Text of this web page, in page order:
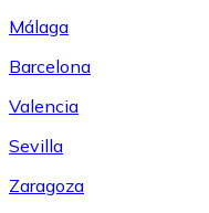
Málaga
Barcelona
Valencia
Sevilla
Zaragoza